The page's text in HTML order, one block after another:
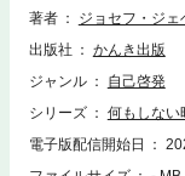
に「集中モード」を強
とき」にこそ、・記憶
えるアイデアを生み出
造性を高めるのか・な
の時間が認知能力を強
著者 ジョセフ・ジェ
出版社
かんき出版
ジャンル
自己啓発
シリーズ
何もしな
電子版配信開始日